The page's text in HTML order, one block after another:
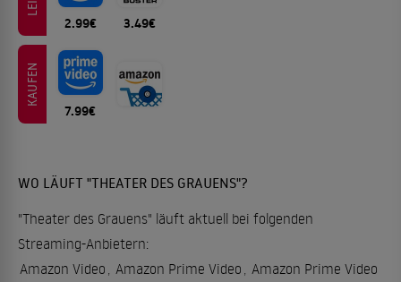
2.99€ 3.49€
KAUFEN
7.99€
WO LÄUFT "THEATER DES GRAUENS"?
"Theater des Grauens" läuft aktuell bei folgenden
Streaming-Anbietern:
Amazon Video
Amazon Prime Video
Amazon Prime Video